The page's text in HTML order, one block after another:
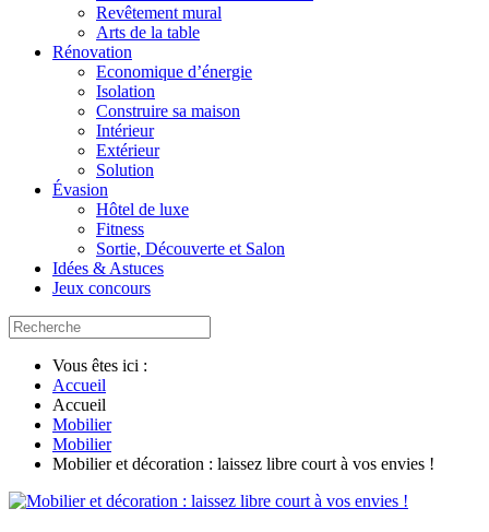
Revêtement mural
Arts de la table
Rénovation
Economique d’énergie
Isolation
Construire sa maison
Intérieur
Extérieur
Solution
Évasion
Hôtel de luxe
Fitness
Sortie, Découverte et Salon
Idées & Astuces
Jeux concours
Vous êtes ici :
Accueil
Accueil
Mobilier
Mobilier
Mobilier et décoration : laissez libre court à vos envies !